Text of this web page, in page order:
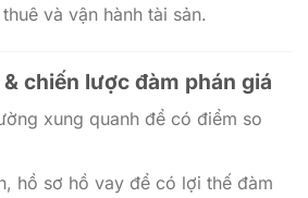
và vận hành tài sản.
chiến lược đàm phán giá
xung quanh để có điểm so
hồ sơ hồ vay để có lợi thế đàm